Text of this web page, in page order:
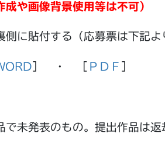
や画像背景使用等は不可）
に貼付する（応募票は下記よ
］ ・ ［ ＰＤＦ
未発表のもの。提出作品は返